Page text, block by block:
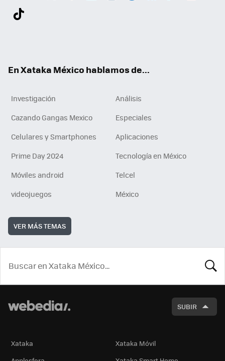
En Xataka México hablamos de...
Investigación
Análisis
Cazando Gangas Mexico
Especiales
Celulares y Smartphones
Aplicaciones
Prime Day 2024
Tecnología en México
Móviles android
Telcel
videojuegos
México
VER MÁS TEMAS
SUBIR
Xataka
Xataka Móvil